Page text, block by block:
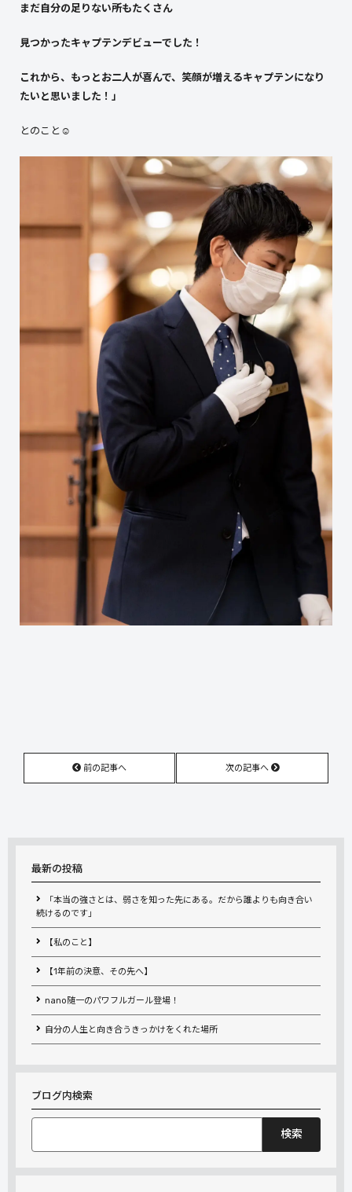
まだ自分の足りない所もたくさん
見つかったキャプテンデビューでした！
これから、もっとお二人が喜んで、笑顔が増えるキャプテンになり
たいと思いました！」
とのこと☺️
前の記事へ 次の記事へ
最新の投稿
「本当の強さとは、弱さを知った先にある。だから誰よりも向き合い
続けるのです」
【私のこと】
【1年前の決意、その先へ】
nano随一のパワフルガール登場！
自分の人生と向き合うきっかけをくれた場所
ブログ内検索
索: